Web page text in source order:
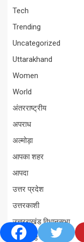
Tech
Trending
Uncategorized
Uttarakhand
Women
World
अंतरराष्ट्रीय
अपराध
अल्मोड़ा
आपका शहर
आपदा
उत्तर प्रदेश
उत्तरकाशी
उत्तरराखंड विधानसभा
उत्तराखंड